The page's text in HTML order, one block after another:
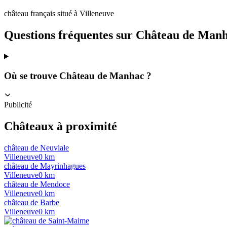
château français situé à Villeneuve
Questions fréquentes sur Château de
Où se trouve Château de Manhac ?
Publicité
Châteaux à proximité
château de Neuviale
Villeneuve0 km
château de Mayrinhagues
Villeneuve0 km
château de Mendoce
Villeneuve0 km
château de Barbe
Villeneuve0 km